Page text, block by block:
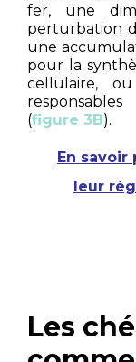
fer, une
perturbation
une
pour la
cellulaire,
(figure 3B).
En savoir
leur
Les